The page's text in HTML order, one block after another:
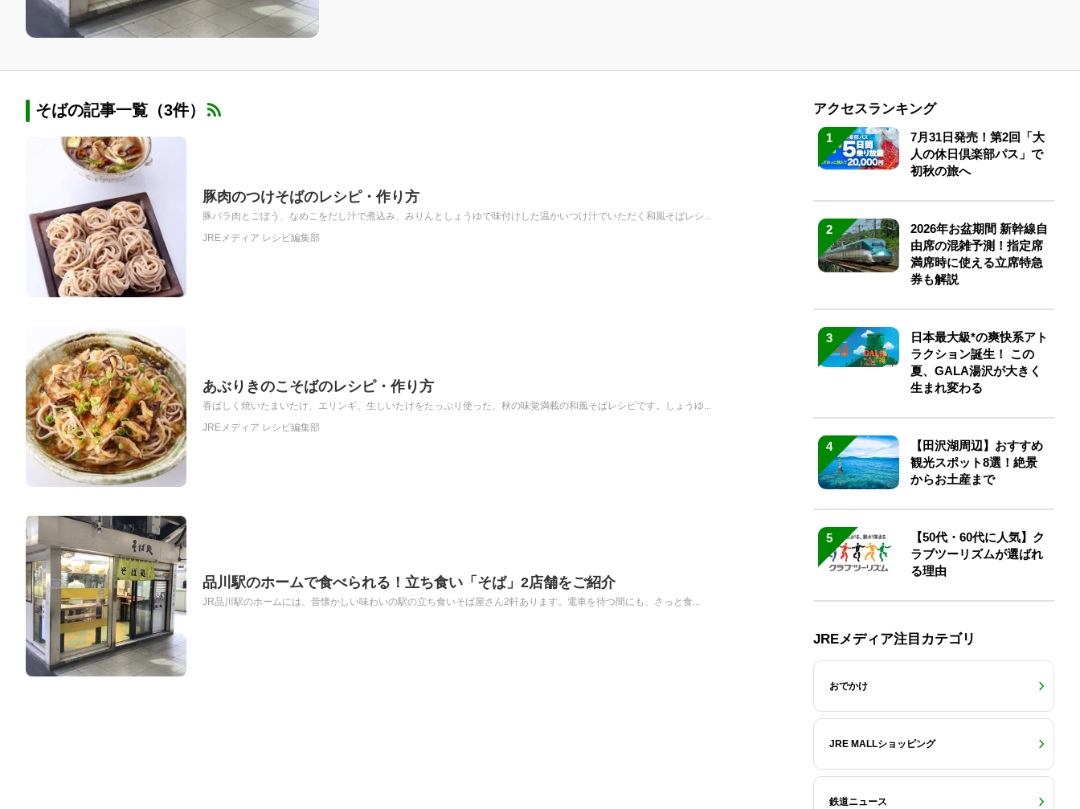
そばの記事一覧（3件）
豚肉のつけそばのレシピ・作り方
豚バラ肉とごぼう、なめこをだし汁で煮込み、みりんとしょうゆで味付けした温かいつけ汁でいただく和風そばレシ...
JREメディア レシピ編集部
あぶりきのこそばのレシピ・作り方
香ばしく焼いたまいたけ、エリンギ、生しいたけをたっぷり使った、秋の味覚満載の和風そばレシピです。しょうゆ...
JREメディア レシピ編集部
品川駅のホームで食べられる！立ち食い「そば」2店舗をご紹介
JR品川駅のホームには、昔懐かしい味わいの駅の立ち食いそば屋さん2軒あります。電車を待つ間にも、さっと食...
アクセスランキング
1
7月31日発売！第2回「大
人の休日倶楽部パス」で
初秋の旅へ
2
2026年お盆期間 新幹線自
由席の混雑予測！指定席
満席時に使える立席特急
券も解説
3
日本最大級*の爽快系アト
ラクション誕生！ この
夏、GALA湯沢が大きく
生まれ変わる
4
【田沢湖周辺】おすすめ
観光スポット8選！絶景
からお土産まで
5
【50代・60代に人気】ク
ラブツーリズムが選ばれ
る理由
JREメディア注目カテゴリ
おでかけ
JRE MALLショッピング
鉄道ニュース